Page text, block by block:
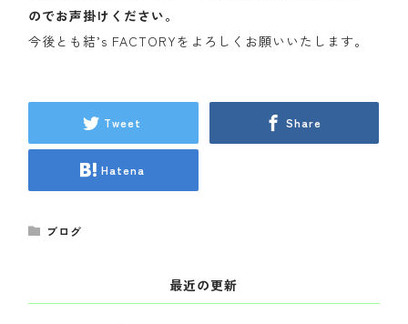
のでお声掛けください。
今後とも結’s FACTORYをよろしくお願いいたします。
Tweet Share
Hatena
ブログ
最近の更新